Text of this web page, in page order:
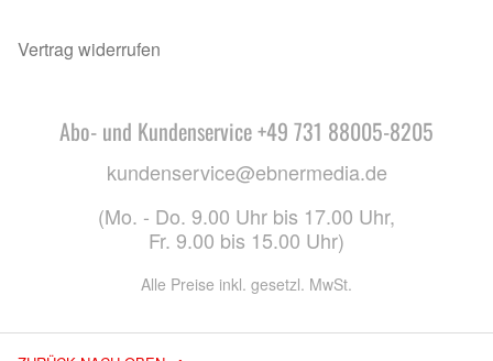
Vertrag widerrufen
Abo- und Kundenservice +49 731 88005-8205
kundenservice@ebnermedia.de
(Mo. - Do. 9.00 Uhr bis 17.00 Uhr,
Fr. 9.00 bis 15.00 Uhr)
Alle Preise inkl. gesetzl. MwSt.